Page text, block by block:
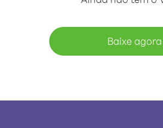
Baixe agora